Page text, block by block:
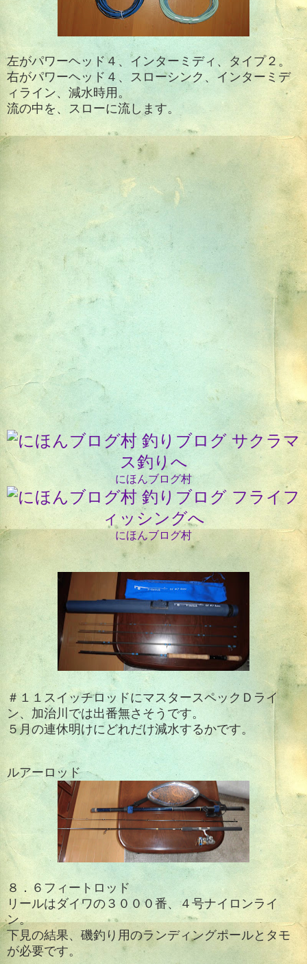
左がパワーヘッド４、 インターミディ、タイプ２。
右がパワーヘッド４、スローシンク、 インターミデ
ィライン、減水時用。
流の中を、スローに流します。
にほんブログ村
にほんブログ村
＃１１スイッチロッドにマスタースペックＤライ
ン、加治川では出番無さそうです。
５月の連休明けにどれだけ減水するかです。
ルアーロッド
８．６フィートロッド
リールはダイワの３０００番、４号ナイロンライ
ン。
下見の結果、磯釣り用のランディングポールとタモ
が必要です。